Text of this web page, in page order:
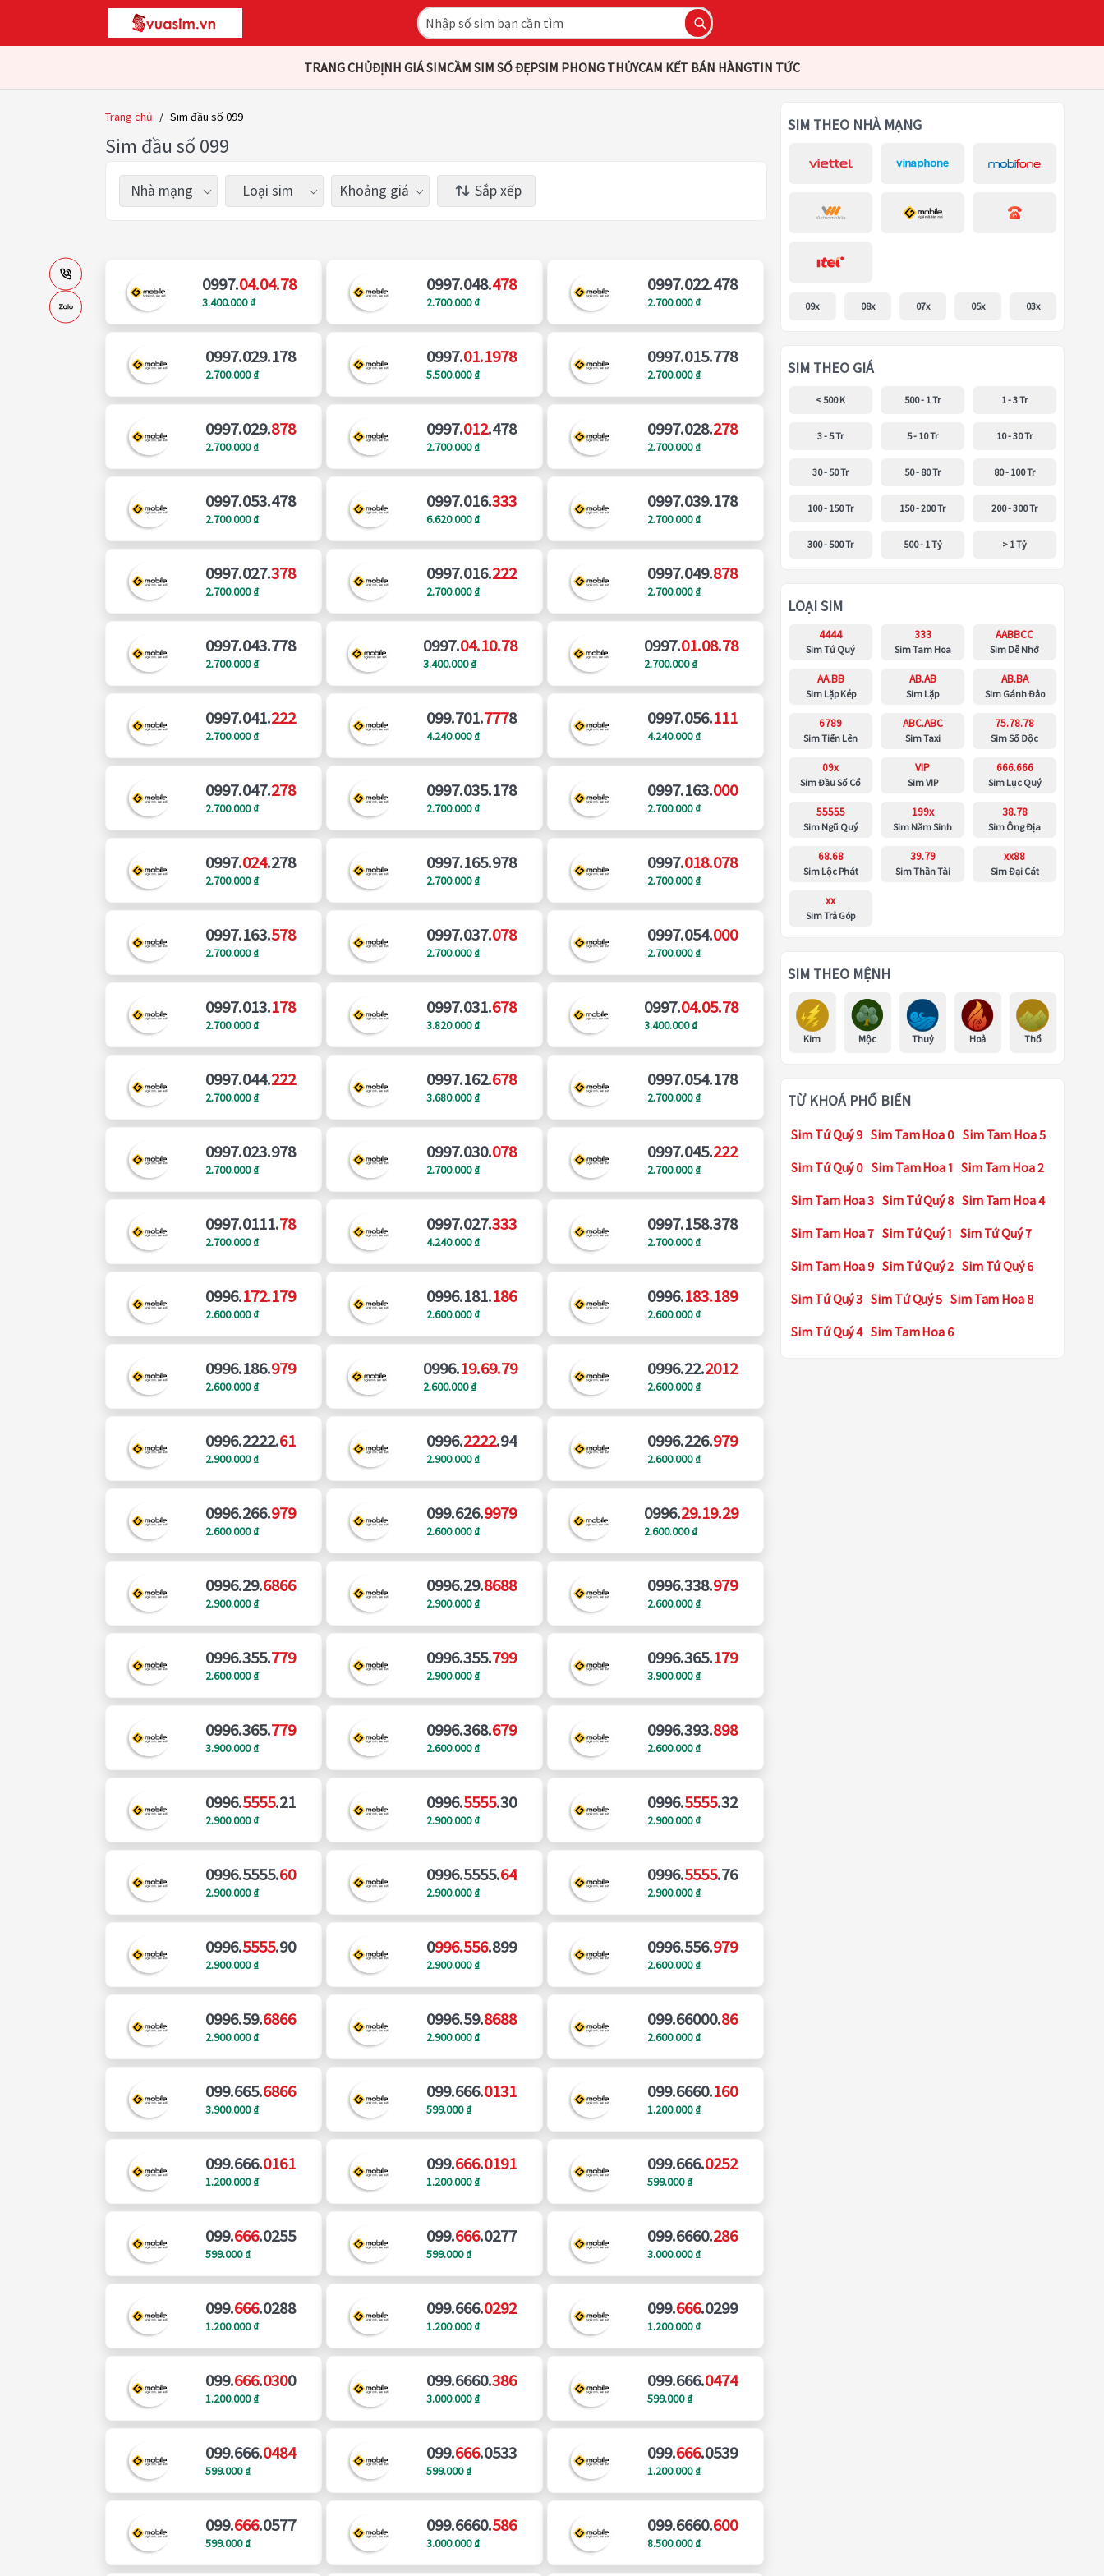
TRANG CHỦĐỊNH GIÁ SIMCẦM SIM SỐ ĐẸPSIM PHONG THỦYCAM KẾT BÁN HÀNGTIN TỨC
Trang chủ / Sim đầu số 099
Sim đầu số 099
Nhà mạng Loại sim Khoảng giá Sắp xếp
0997.04.04.78
3.400.000 ₫
0997.048.478
2.700.000 ₫
0997.022.478
2.700.000 ₫
0997.029.178
2.700.000 ₫
0997.01.1978
5.500.000 ₫
0997.015.778
2.700.000 ₫
0997.029.878
2.700.000 ₫
0997.012.478
2.700.000 ₫
0997.028.278
2.700.000 ₫
0997.053.478
2.700.000 ₫
0997.016.333
6.620.000 ₫
0997.039.178
2.700.000 ₫
0997.027.378
2.700.000 ₫
0997.016.222
2.700.000 ₫
0997.049.878
2.700.000 ₫
0997.043.778
2.700.000 ₫
0997.04.10.78
3.400.000 ₫
0997.01.08.78
2.700.000 ₫
0997.041.222
2.700.000 ₫
099.701.7778
4.240.000 ₫
0997.056.111
4.240.000 ₫
0997.047.278
2.700.000 ₫
0997.035.178
2.700.000 ₫
0997.163.000
2.700.000 ₫
0997.024.278
2.700.000 ₫
0997.165.978
2.700.000 ₫
0997.018.078
2.700.000 ₫
0997.163.578
2.700.000 ₫
0997.037.078
2.700.000 ₫
0997.054.000
2.700.000 ₫
0997.013.178
2.700.000 ₫
0997.031.678
3.820.000 ₫
0997.04.05.78
3.400.000 ₫
0997.044.222
2.700.000 ₫
0997.162.678
3.680.000 ₫
0997.054.178
2.700.000 ₫
0997.023.978
2.700.000 ₫
0997.030.078
2.700.000 ₫
0997.045.222
2.700.000 ₫
0997.0111.78
2.700.000 ₫
0997.027.333
4.240.000 ₫
0997.158.378
2.700.000 ₫
0996.172.179
2.600.000 ₫
0996.181.186
2.600.000 ₫
0996.183.189
2.600.000 ₫
0996.186.979
2.600.000 ₫
0996.19.69.79
2.600.000 ₫
0996.22.2012
2.600.000 ₫
0996.2222.61
2.900.000 ₫
0996.2222.94
2.900.000 ₫
0996.226.979
2.600.000 ₫
0996.266.979
2.600.000 ₫
099.626.9979
2.600.000 ₫
0996.29.19.29
2.600.000 ₫
0996.29.6866
2.900.000 ₫
0996.29.8688
2.900.000 ₫
0996.338.979
2.600.000 ₫
0996.355.779
2.600.000 ₫
0996.355.799
2.900.000 ₫
0996.365.179
3.900.000 ₫
0996.365.779
3.900.000 ₫
0996.368.679
2.600.000 ₫
0996.393.898
2.600.000 ₫
0996.5555.21
2.900.000 ₫
0996.5555.30
2.900.000 ₫
0996.5555.32
2.900.000 ₫
0996.5555.60
2.900.000 ₫
0996.5555.64
2.900.000 ₫
0996.5555.76
2.900.000 ₫
0996.5555.90
2.900.000 ₫
0996.556.899
2.900.000 ₫
0996.556.979
2.600.000 ₫
0996.59.6866
2.900.000 ₫
0996.59.8688
2.900.000 ₫
099.66000.86
2.600.000 ₫
099.665.6866
3.900.000 ₫
099.666.0131
599.000 ₫
099.6660.160
1.200.000 ₫
099.666.0161
1.200.000 ₫
099.666.0191
1.200.000 ₫
099.666.0252
599.000 ₫
099.666.0255
599.000 ₫
099.666.0277
599.000 ₫
099.6660.286
3.000.000 ₫
099.666.0288
1.200.000 ₫
099.666.0292
1.200.000 ₫
099.666.0299
1.200.000 ₫
099.666.0300
1.200.000 ₫
099.6660.386
3.000.000 ₫
099.666.0474
599.000 ₫
099.666.0484
599.000 ₫
099.666.0533
599.000 ₫
099.666.0539
1.200.000 ₫
099.666.0577
599.000 ₫
099.6660.586
3.000.000 ₫
099.6660.600
8.500.000 ₫
SIM THEO NHÀ MẠNG
09x 08x 07x 05x 03x
SIM THEO GIÁ
< 500 K 500 - 1 Tr 1 - 3 Tr
3 - 5 Tr 5 - 10 Tr 10 - 30 Tr
30 - 50 Tr 50 - 80 Tr 80 - 100 Tr
100 - 150 Tr 150 - 200 Tr 200 - 300 Tr
300 - 500 Tr 500 - 1 Tỷ > 1 Tỷ
LOẠI SIM
4444
Sim Tứ Quý
333
Sim Tam Hoa
AABBCC
Sim Dễ Nhớ
AA.BB
Sim Lặp Kép
AB.AB
Sim Lặp
AB.BA
Sim Gánh Đảo
6789
Sim Tiến Lên
ABC.ABC
Sim Taxi
75.78.78
Sim Số Độc
09x
Sim Đầu Số Cổ
VIP
Sim VIP
666.666
Sim Lục Quý
55555
Sim Ngũ Quý
199x
Sim Năm Sinh
38.78
Sim Ông Địa
68.68
Sim Lộc Phát
39.79
Sim Thần Tài
xx88
Sim Đại Cát
xx
Sim Trả Góp
SIM THEO MỆNH
Kim Mộc Thuỷ Hoả Thổ
TỪ KHOÁ PHỔ BIẾN
Sim Tứ Quý 9 Sim Tam Hoa 0 Sim Tam Hoa 5
Sim Tứ Quý 0 Sim Tam Hoa 1 Sim Tam Hoa 2
Sim Tam Hoa 3 Sim Tứ Quý 8 Sim Tam Hoa 4
Sim Tam Hoa 7 Sim Tứ Quý 1 Sim Tứ Quý 7
Sim Tam Hoa 9 Sim Tứ Quý 2 Sim Tứ Quý 6
Sim Tứ Quý 3 Sim Tứ Quý 5 Sim Tam Hoa 8
Sim Tứ Quý 4 Sim Tam Hoa 6